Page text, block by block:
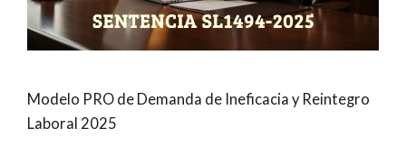
Modelo PRO de Demanda de Ineficacia y Reintegro
Laboral 2025